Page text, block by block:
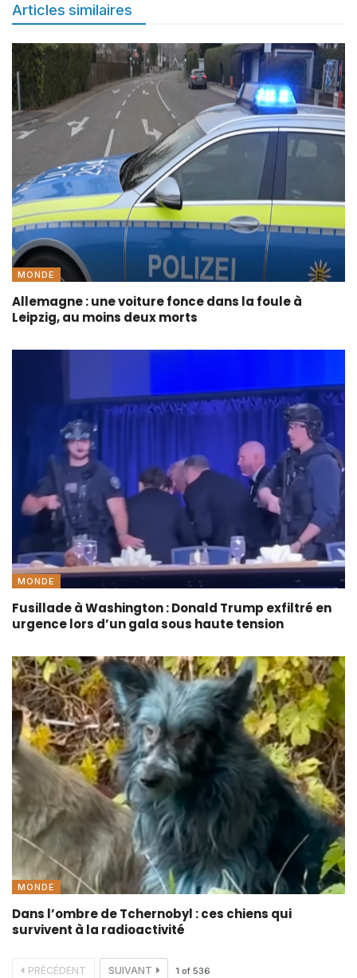
Articles similaires
MONDE
Allemagne : une voiture fonce dans la foule à
Leipzig, au moins deux morts
MONDE
Fusillade à Washington : Donald Trump exfiltré en
urgence lors d’un gala sous haute tension
MONDE
Dans l’ombre de Tchernobyl : ces chiens qui
survivent à la radioactivité
PRÉCÉDENT SUIVANT 1 of 536